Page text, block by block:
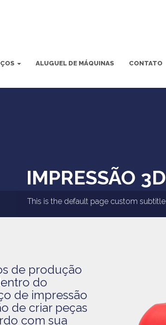
ALUGUEL DE MÁQUINAS CONTATO
IMPRESSÃO 3D
This is the default page custom subtitle
de produção
do
de impressão
de criar peças
com sua